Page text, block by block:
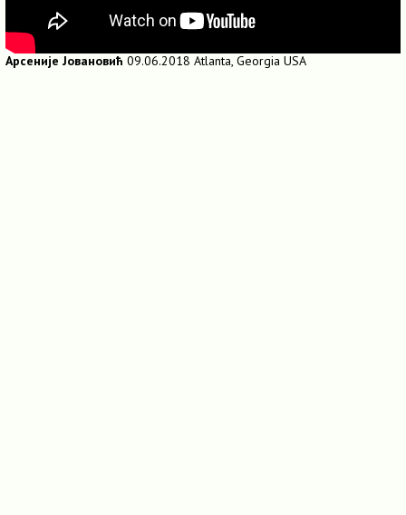
Арсеније Јовановић 09.06.2018 Atlanta, Georgia USA